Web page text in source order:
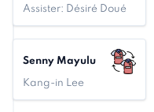
Assister: Désiré Doué
Senny Mayulu
Kang-in Lee